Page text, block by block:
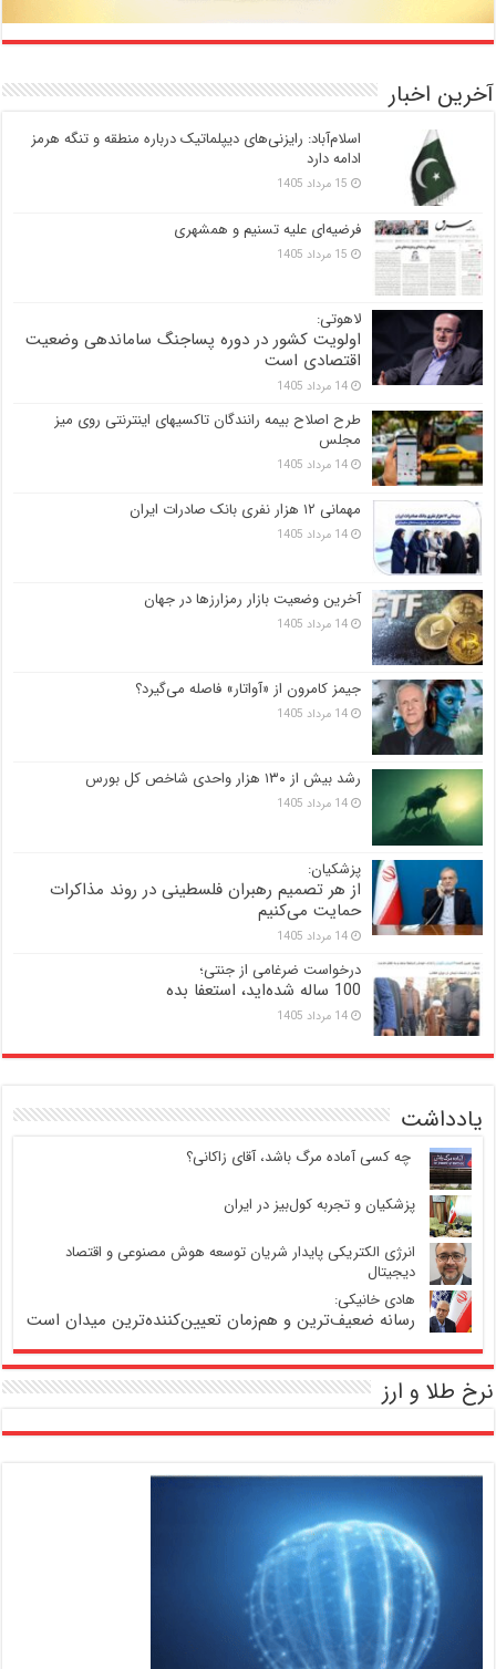
آخرین اخبار
اسلام‌آباد: رایزنی‌های دیپلماتیک درباره منطقه و تنگه هرمز
ادامه دارد
15 مرداد 1405
فرضیه‌ای علیه تسنیم و همشهری
15 مرداد 1405
لاهوتی:
اولویت کشور در دوره پساجنگ ساماندهی وضعیت
اقتصادی است
14 مرداد 1405
طرح اصلاح بیمه رانندگان تاکسیهای اینترنتی روی میز
مجلس
14 مرداد 1405
مهمانی ۱۲ هزار نفری بانک صادرات ایران
14 مرداد 1405
آخرین وضعیت بازار رمزارزها در جهان
14 مرداد 1405
جیمز کامرون از «آواتار» فاصله می‌گیرد؟
14 مرداد 1405
رشد بیش از ۱۳۰ هزار واحدی شاخص کل بورس
14 مرداد 1405
پزشکیان:
از هر تصمیم رهبران فلسطینی در روند مذاکرات
حمایت می‌کنیم
14 مرداد 1405
درخواست ضرغامی از جنتی؛
100 ساله شده‌اید، استعفا بده
14 مرداد 1405
یادداشت
‍ چه کسی آماده مرگ باشد، آقای زاکانی؟
پزشکیان و تجربه کول‌بیز در ایران
انرژی الکتریکی پایدار شریان توسعه هوش مصنوعی و اقتصاد
دیجیتال
هادی خانیکی:
رسانه ضعیف‌ترین و هم‌زمان تعیین‌کننده‌ترین میدان است
نرخ طلا و ارز